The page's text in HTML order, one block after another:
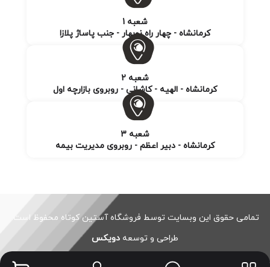
شعبه 1
کرمانشاه - چهار راه نوبهار - جنب پاساژ پلازا
شعبه 2
کرمانشاه - الهیه - کاشانی - روبروی بازارچه اول
شعبه 3
کرمانشاه - دبیر اعظم - روبروی مدیریت بیمه
تمامی حقوق این وبسایت توسط فروشگاه آستین کوتاه محفوظ است.
طراحی و توسعه دویکس